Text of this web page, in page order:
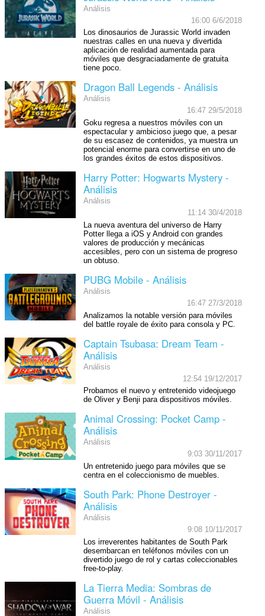
Análisis
16:00 6/6/2018
Los dinosaurios de Jurassic World invaden
nuestras calles en una nueva y divertida
aplicación de realidad aumentada para
móviles que desgraciadamente de gratuita
tiene poco.
Dragon Ball Legends - Análisis
Análisis
16:47 29/5/2018
Goku regresa a nuestros móviles con un
espectacular y ambicioso juego que, a pesar
de su escasez de contenidos, ya muestra un
potencial enorme para convertirse en uno de
los grandes éxitos de estos dispositivos.
Harry Potter: Hogwarts Mystery -
Análisis
Análisis
11:14 30/4/2018
La nueva aventura del universo de Harry
Potter llega a iOS y Android con grandes
valores de producción y mecánicas
accesibles, pero con un sistema de progreso
un obtuso.
PUBG Mobile - Análisis
Análisis
16:47 27/3/2018
Analizamos la notable versión para móviles
del battle royale de éxito para consola y PC.
Captain Tsubasa: Dream Team -
Análisis
Análisis
12:54 19/12/2017
Probamos el nuevo y entretenido videojuego
de Oliver y Benji para dispositivos móviles.
Animal Crossing: Pocket Camp -
Análisis
Análisis
9:03 30/11/2017
Un entretenido juego para móviles que se
centra en el coleccionismo de muebles.
South Park: Phone Destroyer -
Análisis
Análisis
9:08 10/11/2017
Los irreverentes habitantes de South Park
desembarcan en teléfonos móviles con un
divertido juego de rol y cartas coleccionables
free-to-play.
La Tierra Media: Sombras de
Guerra Móvil - Análisis
Análisis